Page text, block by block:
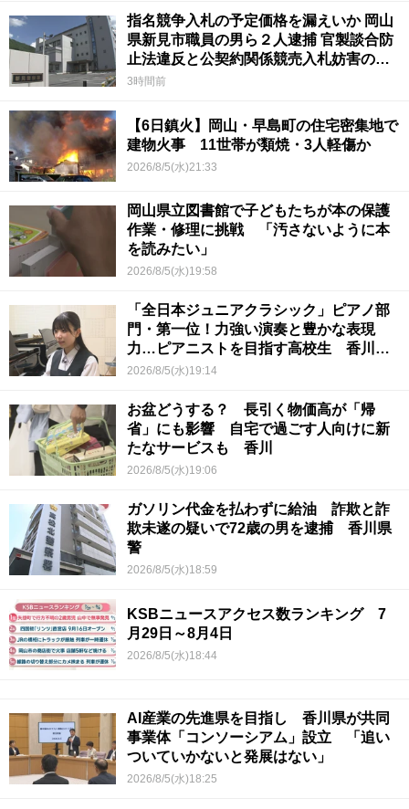
指名競争入札の予定価格を漏えいか 岡山
県新見市職員の男ら２人逮捕 官製談合防
止法違反と公契約関係競売入札妨害の疑
い
3時間前
【6日鎮火】岡山・早島町の住宅密集地で
建物火事 11世帯が類焼・3人軽傷か
2026/8/5(水)21:33
岡山県立図書館で子どもたちが本の保護
作業・修理に挑戦 「汚さないように本
を読みたい」
2026/8/5(水)19:58
「全日本ジュニアクラシック」ピアノ部
門・第一位！力強い演奏と豊かな表現
力…ピアニストを目指す高校生 香川
【青春のキセキ】
2026/8/5(水)19:14
お盆どうする？ 長引く物価高が「帰
省」にも影響 自宅で過ごす人向けに新
たなサービスも 香川
2026/8/5(水)19:06
ガソリン代金を払わずに給油 詐欺と詐
欺未遂の疑いで72歳の男を逮捕 香川県
警
2026/8/5(水)18:59
KSBニュースアクセス数ランキング 7
月29日～8月4日
2026/8/5(水)18:44
AI産業の先進県を目指し 香川県が共同
事業体「コンソーシアム」設立 「追い
ついていかないと発展はない」
2026/8/5(水)18:25